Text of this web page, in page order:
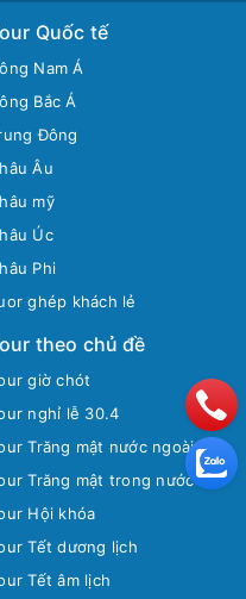
Quốc tế
Nam Á
Bắc Á
Đông
Âu
mỹ
Úc
Phi
ghép khách lẻ
theo chủ đề
giờ chót
nghỉ lễ 30.4
Trăng mật nước ngoài
Trăng mật trong nước
Hội khóa
Tết dương lịch
Tết âm lịch